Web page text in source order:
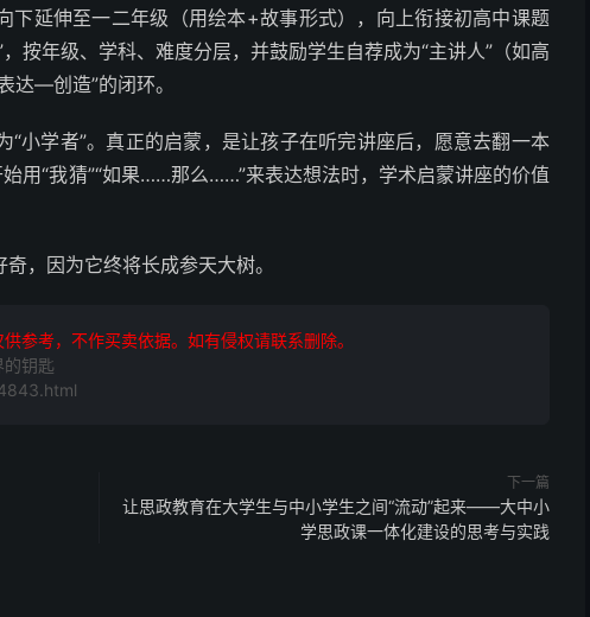
下延伸至一二年级（用绘本+故事形式），向上衔接初高中课题
按年级、学科、难度分层，并鼓励学生自荐成为“主讲人”（如高
达—创造”的闭环。
小学者”。真正的启蒙，是让孩子在听完讲座后，愿意去翻一本
用“我猜”“如果……那么……”来表达想法时，学术启蒙讲座的价值
，因为它终将长成参天大树。
参考，不作买卖依据。如有侵权请联系删除。
钥匙
下一篇
让思政教育在大学生与中小学生之间“流动”起来——大中小
学思政课一体化建设的思考与实践